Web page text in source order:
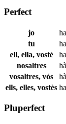
Perfect
jo
tu
ell, ella, vostè
nosaltres
vosaltres, vós
ells, elles, vostès
Pluperfect